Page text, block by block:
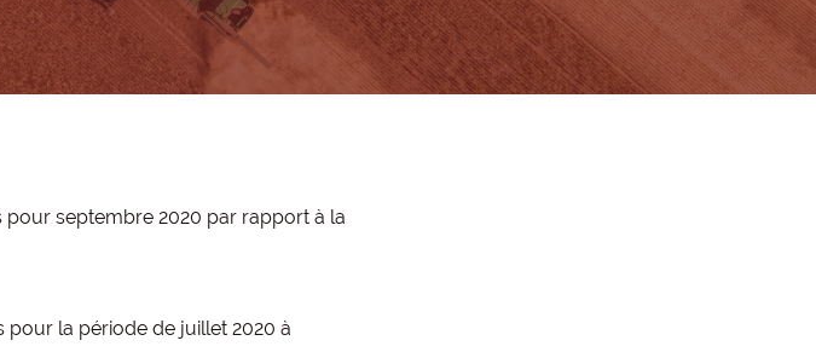
septembre 2020 par rapport à la
la période de juillet 2020 à